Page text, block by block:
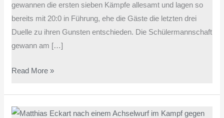
gewannen die ersten sieben Kämpfe allesamt und lagen so
bereits mit 20:0 in Führung, ehe die Gäste die letzten drei
Duelle zu ihren Gunsten entschieden. Die Schülermannschaft
gewann am […]
Read More »
Angerer